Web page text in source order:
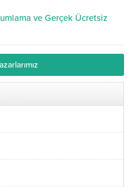
ve Gerçek Ücretsiz